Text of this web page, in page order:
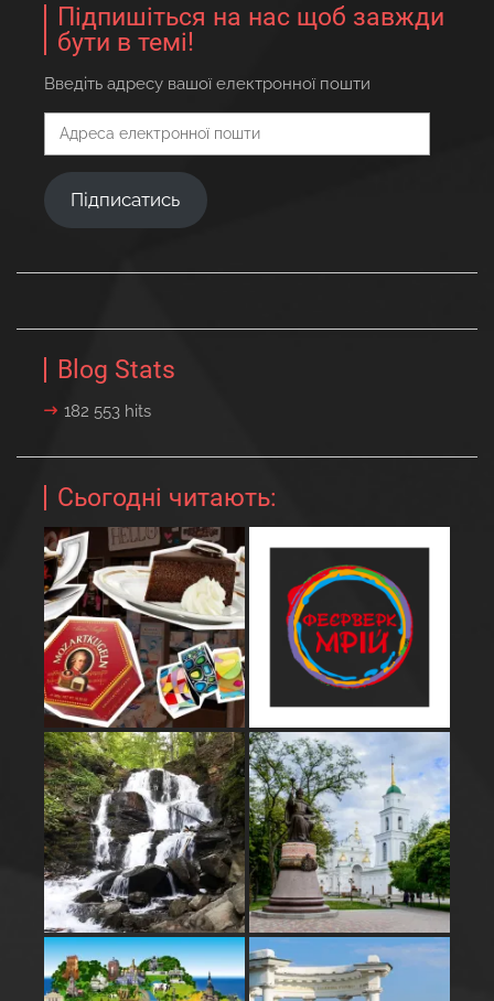
Підпишіться на нас щоб завжди
бути в темі!
Введіть адресу вашої електронної пошти
Адреса
електронної
пошти
Підписатись
Blog Stats
182 553 hits
Сьогодні читають: